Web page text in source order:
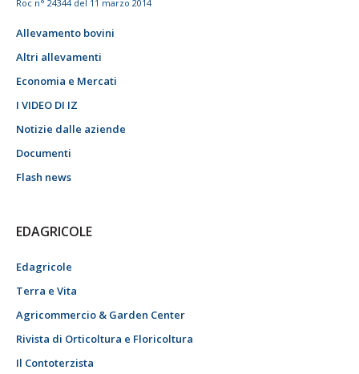
Roc n° 24344 del 11 marzo 2014
Allevamento bovini
Altri allevamenti
Economia e Mercati
I VIDEO DI IZ
Notizie dalle aziende
Documenti
Flash news
EDAGRICOLE
Edagricole
Terra e Vita
Agricommercio & Garden Center
Rivista di Orticoltura e Floricoltura
Il Contoterzista